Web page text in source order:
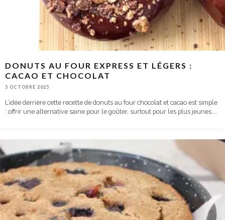
DONUTS AU FOUR EXPRESS ET LÉGERS :
CACAO ET CHOCOLAT
5 OCTOBRE 2025
L’idée derrière cette recette de donuts au four chocolat et cacao est simple
: offrir une alternative saine pour le goûter, surtout pour les plus jeunes.